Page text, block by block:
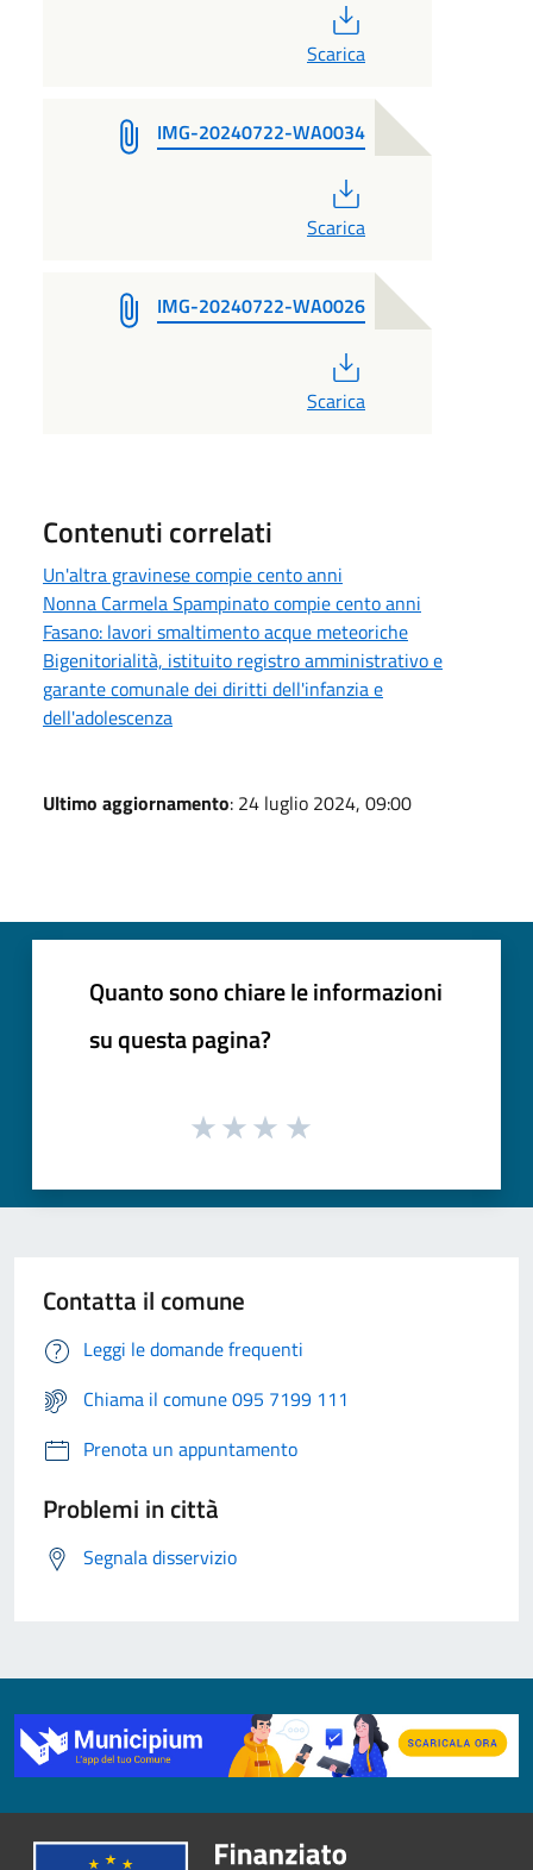
Scarica
IMG-20240722-WA0034
Scarica
IMG-20240722-WA0026
Scarica
Contenuti correlati
Un'altra gravinese compie cento anni
Nonna Carmela Spampinato compie cento anni
Fasano: lavori smaltimento acque meteoriche
Bigenitorialità, istituito registro amministrativo e
garante comunale dei diritti dell'infanzia e
dell'adolescenza
Ultimo aggiornamento: 24 luglio 2024, 09:00
Quanto sono chiare le informazioni
su questa pagina?
Contatta il comune
Leggi le domande frequenti
Chiama il comune 095 7199 111
Prenota un appuntamento
Problemi in città
Segnala disservizio